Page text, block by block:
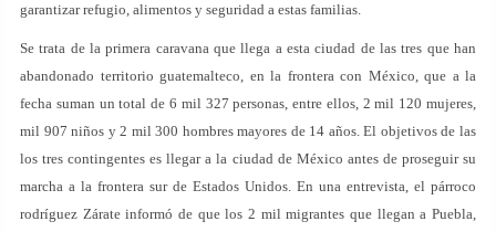
garantizar refugio, alimentos y seguridad a estas familias.
Se trata de la primera caravana que llega a esta ciudad de las tres que han
abandonado territorio guatemalteco, en la frontera con México, que a la
fecha suman un total de 6 mil 327 personas, entre ellos, 2 mil 120 mujeres,
mil 907 niños y 2 mil 300 hombres mayores de 14 años. El objetivos de las
los tres contingentes es llegar a la ciudad de México antes de proseguir su
marcha a la frontera sur de Estados Unidos. En una entrevista, el párroco
rodríguez Zárate informó de que los 2 mil migrantes que llegan a Puebla,